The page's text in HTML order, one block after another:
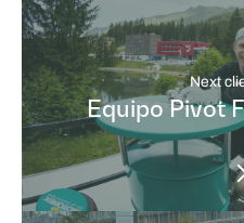
Next
Equipo Pivot